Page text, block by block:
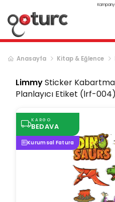
Anasayfa Kitap & Eğlence
LimmySticker
Planlayıcı Etiket (lrf-
KARGO
BEDAVA
Kurumsal Fatura